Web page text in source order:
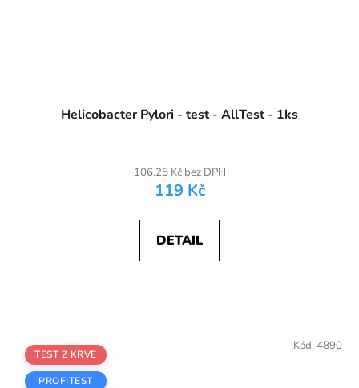
Helicobacter Pylori - test - AllTest - 1ks
106,25 Kč bez DPH
119 Kč
DETAIL
TEST Z KRVE
PROFITEST
Kód: 4890